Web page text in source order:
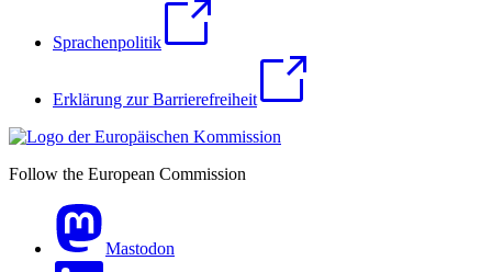
Sprachenpolitik
Erklärung zur Barrierefreiheit
Follow the European Commission
Mastodon